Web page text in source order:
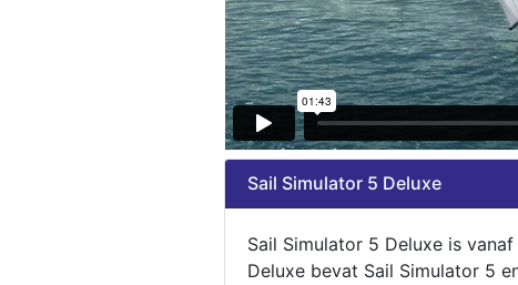
Sail Simulator 5 Deluxe
Sail Simulator 5 Deluxe is
Deluxe bevat Sail Simulator 5